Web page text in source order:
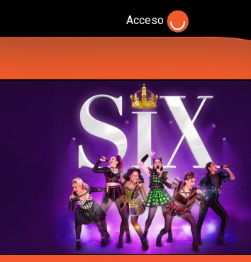
Acceso